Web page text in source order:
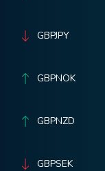
GBPJPY
GBPNOK
GBPNZD
GBPSEK